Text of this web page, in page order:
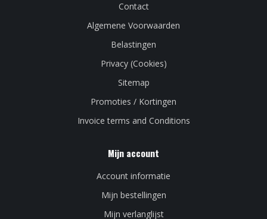
Contact
Algemene Voorwaarden
Belastingen
Privacy (Cookies)
Sitemap
Promoties / Kortingen
Invoice terms and Conditions
Mijn account
Account informatie
Mijn bestellingen
Mijn verlanglijst